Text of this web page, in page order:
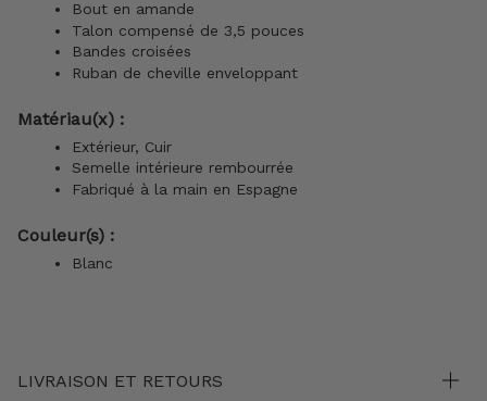
Bout en amande
Talon compensé de 3,5 pouces
Bandes croisées
Ruban de cheville enveloppant
Matériau(x) :
Extérieur, Cuir
Semelle intérieure rembourrée
Fabriqué à la main en Espagne
Couleur(s) :
Blanc
LIVRAISON ET RETOURS